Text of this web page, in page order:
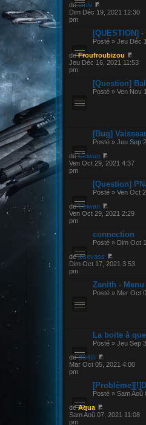
decmhi
Dim Déc 19, 2021 12:30
pm
[QUESTION]
Posté » Jeu Déc
deFroufroubizou
Jeu Déc 16, 2021 11:53
pm
[Question]
Posté » Ven Nov
[Bug]
Posté » Jeu Sep
deCeiwan
Ven Oct 29, 2021 4:37
pm
[Question]
Posté » Ven Oct
deCeiwan
Ven Oct 29, 2021 2:29
pm
connection
Posté » Dim Oct
dejosevass
Dim Oct 17, 2021 3:53
pm
Zenith -
Posté » Mer Oct
La boite à
Posté » Jeu Sep
deBull65
Mar Oct 05, 2021 4:00
pm
Posté » Sam Aoû
deAqua
Sam Aoû 07, 2021 11:08
pm